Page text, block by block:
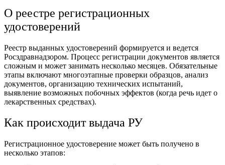
О реестре регистрационных
удостоверений
Реестр выданных удостоверений формируется и ведется
Росздравнадзором. Процесс регистрации документов является
сложным и может занимать несколько месяцев. Обязательные
этапы включают многоэтапные проверки образцов, анализ
документов, организацию технических испытаний,
выявление возможных побочных эффектов (когда речь идет о
лекарственных средствах).
Как происходит выдача РУ
Регистрационное удостоверение может быть получено в
несколько этапов: